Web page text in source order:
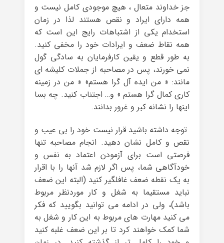
جز خداوند متعال ، هیچ موجودی کامل نیست و
همه دارای ایراد و نقص هستند لذا در زمان
استخدام یکی از اشتباهات رایج این است که
همه نقاط ضعف و ایرادات خود را مخفی کنید.
به طور قطع و یقین کارفرمایان به سادگی گول
نمی خورند، پس در مصاحبه از جملات کلیشه ای
مانند: « من ایده آل گرا هستم» « من در زمینه
کاری کمال گرا هستم » و… اجتناب کنید. چه بسا
اینها را نشانه کبر و غرور بدانند.
توجه داشته باشید قرار نیست خود را بی عیب و
نقص و کامل نشان دهید. انجام مصاحبه تنها
فرصتی است برای آزمودن اعتماد به نفس و
خودآگاهی شما، پس اگر لازم شد آنها را با اقرار
به یک نقطه ضعف غافلگیر کنید (البته این ضعف
نباید مستقیما به شغل و کار موردنظر مربوط
باشد)، ولی در ادامه می توانید بگویید که فکر
می کنید مهارت های مربوط به این کار و شغل به
شما کمک خواهند کرد تا بر این ضعف غلبه کنید